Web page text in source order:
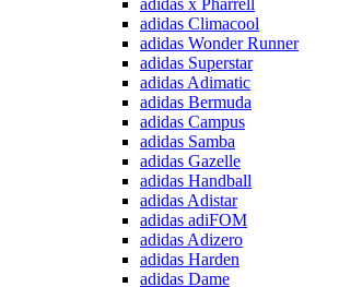
adidas x Pharrell
adidas Climacool
adidas Wonder Runner
adidas Superstar
adidas Adimatic
adidas Bermuda
adidas Campus
adidas Samba
adidas Gazelle
adidas Handball
adidas Adistar
adidas adiFOM
adidas Adizero
adidas Harden
adidas Dame